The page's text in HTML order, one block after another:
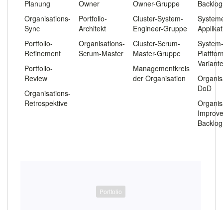
Planung
Organisations-
Sync
Portfolio-
Refinement
Portfolio-
Review
Organisations-
Retrospektive
Owner
Portfolio-
Architekt
Organisations-
Scrum-Master
Owner-Gruppe
Cluster-System-
Engineer-Gruppe
Cluster-Scrum-
Master-Gruppe
Managementkreis
der Organisation
Backlog
System-
DoD
Backlog
Portfolio